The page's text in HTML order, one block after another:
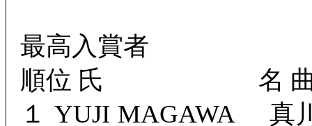
最高入賞者
順位 氏 名
１ YUJI MAGAWA 真